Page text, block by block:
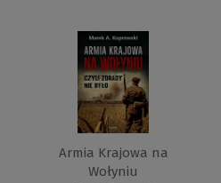
Armia Krajowa na
Wołyniu